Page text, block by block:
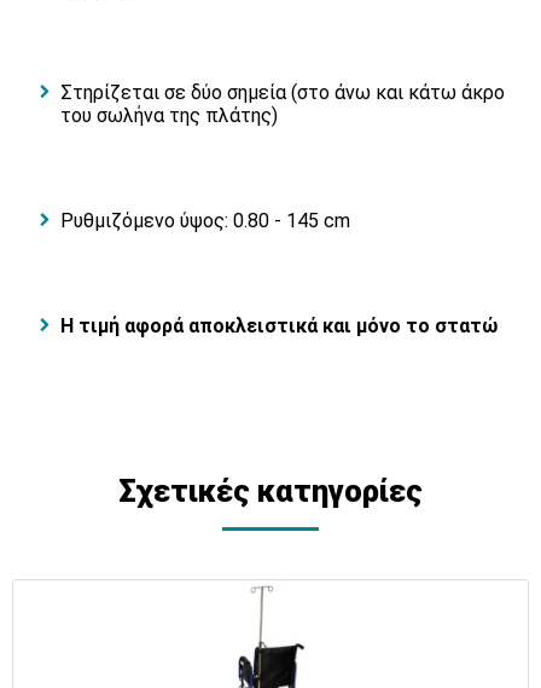
Στηρίζεται σε δύο σημεία (στο άνω και κάτω άκρο
του σωλήνα της πλάτης)
Ρυθμιζόμενο ύψος: 0.80 - 145 cm
Η τιμή αφορά αποκλειστικά και μόνο το στατώ
Σχετικές κατηγορίες